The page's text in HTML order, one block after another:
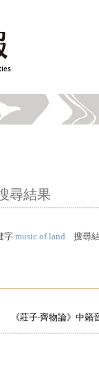
尋結果
字 music of land 搜尋
《莊子‧齊物論》中籟